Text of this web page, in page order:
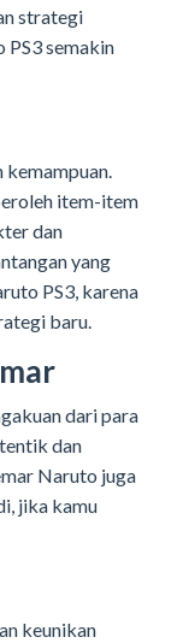
strategi
PS3 semakin
kemampuan.
item-item
dan
yang
PS3, karena
baru.
dari para
dan
Naruto juga
jika kamu
keunikan